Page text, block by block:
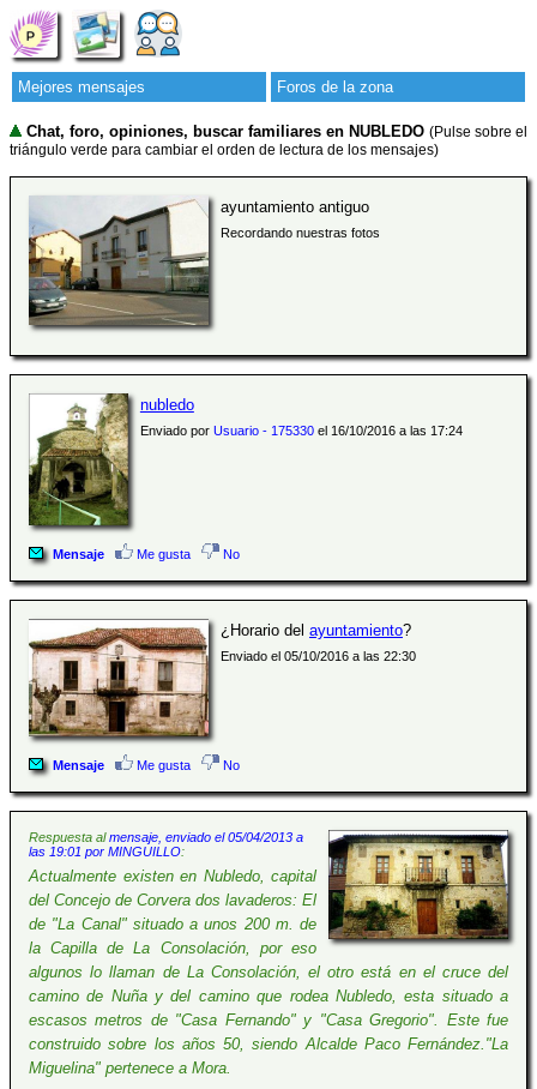
Mejores mensajes Foros de la zona
Chat, foro, opiniones, buscar familiares en NUBLEDO (Pulse sobre el
triángulo verde para cambiar el orden de lectura de los mensajes)
ayuntamiento antiguo
Recordando nuestras fotos
nubledo
Enviado por Usuario - 175330el 16/10/2016 a las 17:24
Mensaje Me gusta No
¿Horario del ayuntamiento?
Enviado el 05/10/2016 a las 22:30
Mensaje Me gusta No
Respuesta almensaje, enviado el 05/04/2013 a
las 19:01 por MINGUILLO:
Actualmente existen en Nubledo, capital
del Concejo de Corvera dos lavaderos: El
de "La Canal" situado a unos 200 m. de
la Capilla de La Consolación, por eso
algunos lo llaman de La Consolación, el otro está en el cruce del
camino de Nuña y del camino que rodea Nubledo, esta situado a
escasos metros de "Casa Fernando" y "Casa Gregorio". Este fue
construido sobre los años 50, siendo Alcalde Paco Fernández."La
Miguelina" pertenece a Mora.